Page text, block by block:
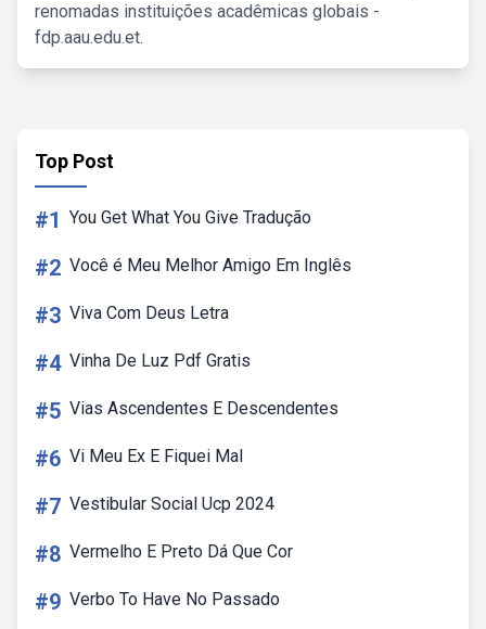
renomadas instituições acadêmicas globais -
fdp.aau.edu.et.
Top Post
#1 You Get What You Give Tradução
#2 Você é Meu Melhor Amigo Em Inglês
#3 Viva Com Deus Letra
#4 Vinha De Luz Pdf Gratis
#5 Vias Ascendentes E Descendentes
#6 Vi Meu Ex E Fiquei Mal
#7 Vestibular Social Ucp 2024
#8 Vermelho E Preto Dá Que Cor
#9 Verbo To Have No Passado